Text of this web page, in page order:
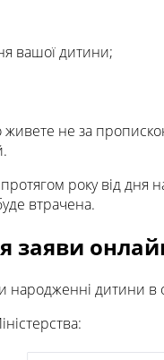
вашої дитини;
не за
року від дня
втрачена.
заяви
дитини в